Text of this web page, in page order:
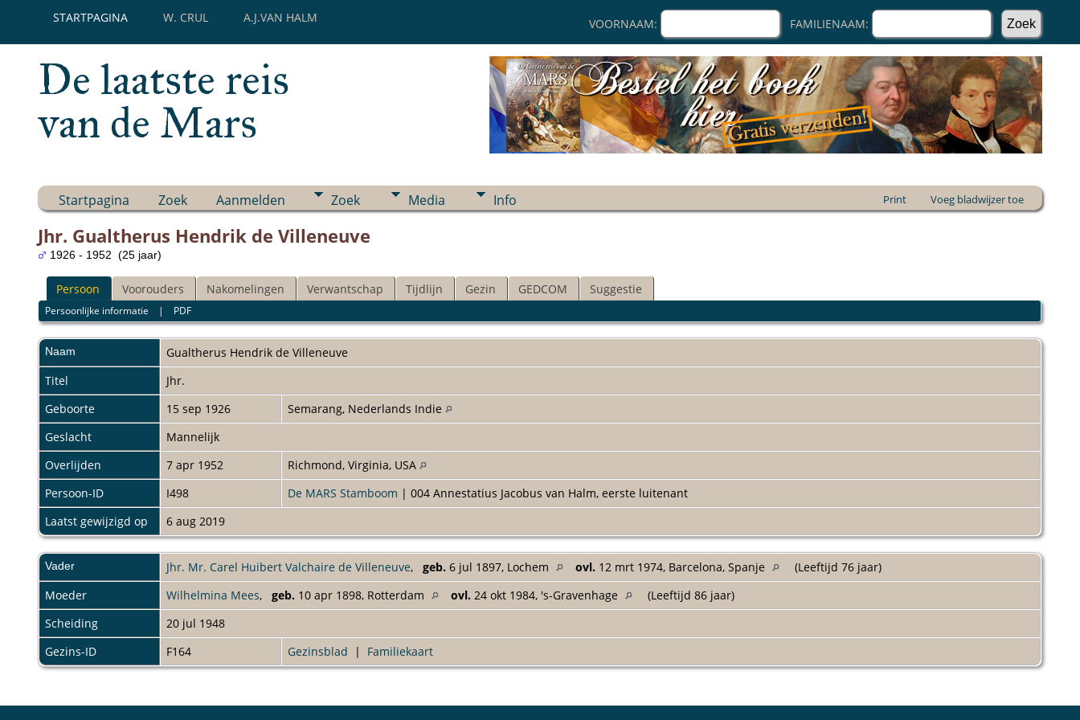
STARTPAGINA W. CRUL A.J.VAN HALM VOORNAAM: FAMILIENAAM:
De laatste reis
van de Mars
Startpagina Zoek Aanmelden Zoek Media Info Print Voeg bladwijzer toe
Jhr. Gualtherus Hendrik de Villeneuve
1926 - 1952 (25 jaar)
Persoon Voorouders Nakomelingen Verwantschap Tijdlijn Gezin GEDCOM Suggestie
Persoonlijke informatie | PDF
Naam Gualtherus Hendrik de Villeneuve
Titel
Jhr.
Geboorte
15 sep 1926
Semarang, Nederlands Indie
Geslacht
Mannelijk
Overlijden
7 apr 1952
Richmond, Virginia, USA
Persoon-ID
I498 De MARS Stamboom | 004 Annestatius Jacobus van Halm, eerste luitenant
Laatst gewijzigd op
6 aug 2019
Vader Jhr. Mr. Carel Huibert Valchaire de Villeneuve, geb. 6 jul 1897, Lochem ovl. 12 mrt 1974, Barcelona, Spanje
(Leeftijd 76 jaar)
Moeder
Wilhelmina Mees, geb. 10 apr 1898, Rotterdam ovl. 24 okt 1984, 's-Gravenhage
(Leeftijd 86 jaar)
Scheiding
20 jul 1948
Gezins-ID
F164 Gezinsblad | Familiekaart